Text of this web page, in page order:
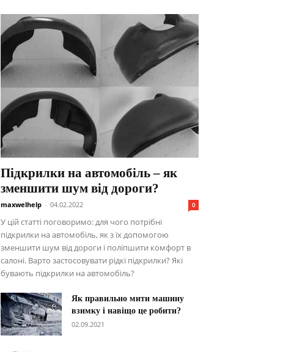
Підкрилки на автомобіль – як
зменшити шум від дороги?
maxwelhelp - 04.02.2022 0
У цій статті поговоримо: для чого потрібні
підкрилки на автомобіль, як з їх допомогою
зменшити шум від дороги і поліпшити комфорт в
салоні. Варто застосовувати рідкі підкрилки? Які
бувають підкрилки на автомобіль?
Як правильно мити машину
взимку і навіщо це робити?
02.09.2021